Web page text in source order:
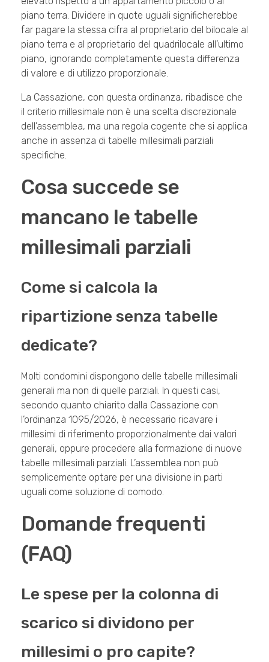
piano terra. Dividere in quote uguali significherebbe
far pagare la stessa cifra al proprietario del bilocale al
piano terra e al proprietario del quadrilocale all’ultimo
piano, ignorando completamente questa differenza
di valore e di utilizzo proporzionale.
La Cassazione, con questa ordinanza, ribadisce che
il criterio millesimale non è una scelta discrezionale
dell’assemblea, ma una regola cogente che si applica
anche in assenza di tabelle millesimali parziali
specifiche.
Cosa succede se
mancano le tabelle
millesimali parziali
Come si calcola la
ripartizione senza tabelle
dedicate?
Molti condomini dispongono delle tabelle millesimali
generali ma non di quelle parziali. In questi casi,
secondo quanto chiarito dalla Cassazione con
l’ordinanza 1095/2026, è necessario ricavare i
millesimi di riferimento proporzionalmente dai valori
generali, oppure procedere alla formazione di nuove
tabelle millesimali parziali. L’assemblea non può
semplicemente optare per una divisione in parti
uguali come soluzione di comodo.
Domande frequenti
(FAQ)
Le spese per la colonna di
scarico si dividono per
millesimi o pro capite?